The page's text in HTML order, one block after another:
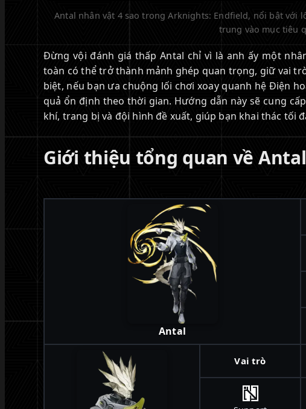
Antal nhân vật 4 sao trong Arknights: Endfield, nổi bật
trung vào mục tiêu
Đừng vội đánh giá thấp Antal chỉ vì là anh ấy một
toàn có thể trở thành mảnh ghép quan trọng, giữ vai
biệt, nếu bạn ưa chuộng lối chơi xoay quanh hệ Điện
quả ổn định theo thời gian. Hướng dẫn này sẽ cung
khí, trang bị và đội hình đề xuất, giúp bạn khai thác tối
Giới thiệu tổng quan về Antal
Antal
Vai trò